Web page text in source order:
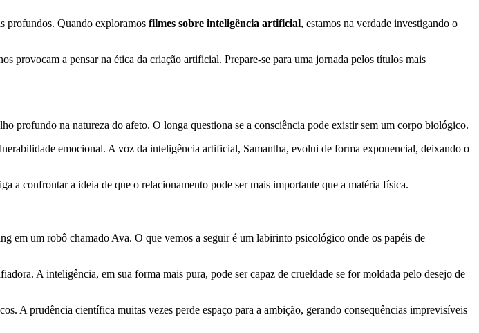
profundos. Quando exploramos filmes sobre inteligência artificial, estamos na verdade investigando o
provocam a pensar na ética da criação artificial. Prepare-se para uma jornada pelos títulos mais
profundo na natureza do afeto. O longa questiona se a consciência pode existir sem um corpo biológico.
emocional. A voz da inteligência artificial, Samantha, evolui de forma exponencial, deixando o
a confrontar a ideia de que o relacionamento pode ser mais importante que a matéria física.
em um robô chamado Ava. O que vemos a seguir é um labirinto psicológico onde os papéis de
A inteligência, em sua forma mais pura, pode ser capaz de crueldade se for moldada pelo desejo de
A prudência científica muitas vezes perde espaço para a ambição, gerando consequências imprevisíveis